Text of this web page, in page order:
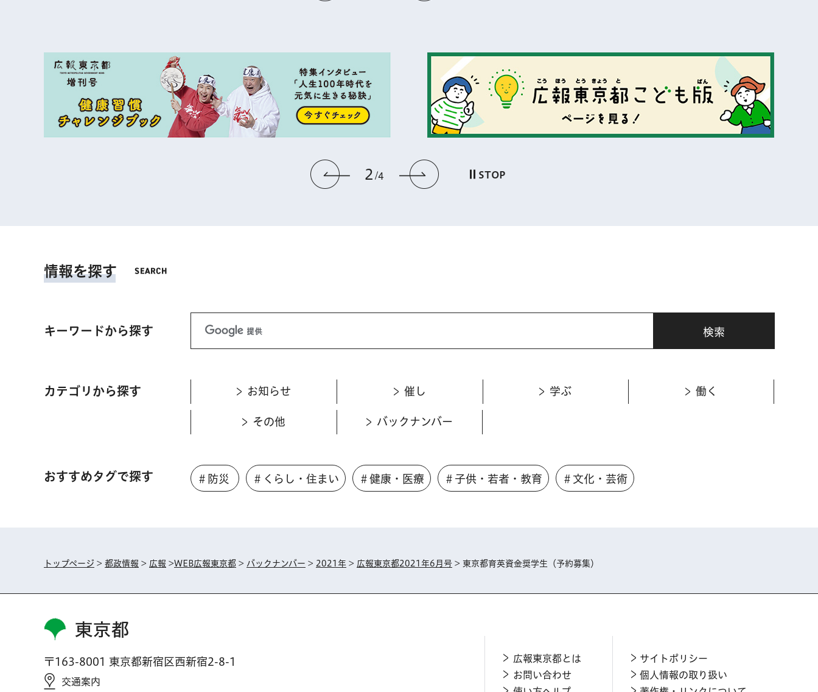
前のスライドを表示
2 4 次のスライドを表示
STOP
情報を探す
キーワードから探す
カテゴリから探す お知らせ 催し 学ぶ 働く
その他 バックナンバー
おすすめタグで探す ＃防災 ＃くらし・住まい ＃健康・医療 ＃子供・若者・教育 ＃文化・芸術
トップページ > 都政情報 > 広報 >WEB広報東京都 > バックナンバー > 2021年 > 広報東京都2021年6月号 > 東京都育英資金奨学生（予約募集）
東京都
〒163-8001 東京都新宿区西新宿2-8-1
交通案内
広報東京都とは
お問い合わせ
サイトポリシー
個人情報の取り扱い